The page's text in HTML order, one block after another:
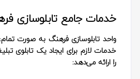
خدمات جامع تابلوسازی
خدمات لازم برای ایجاد یک تابلوی
را ارائه می‌دهد: